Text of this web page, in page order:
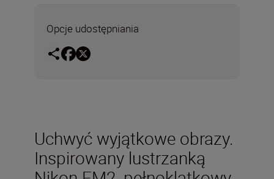
Opcje udostępniania
Uchwyć wyjątkowe obrazy.
Inspirowany lustrzanką